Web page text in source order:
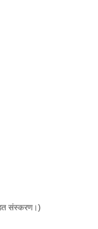
संस्करण।)